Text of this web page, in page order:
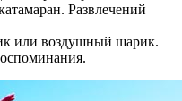
Развлечений
или воздушный шарик.